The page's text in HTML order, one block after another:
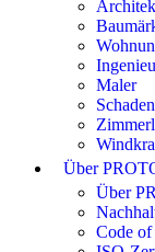
Maler
Über
Über
Code